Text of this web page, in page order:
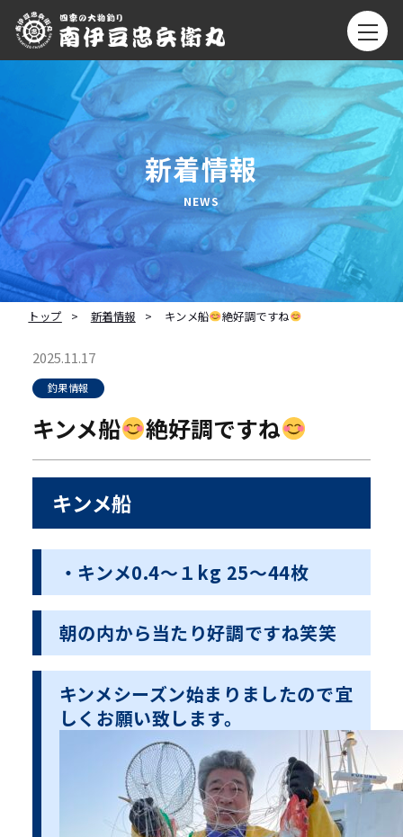
新着情報
トップ 新着情報 キンメ船 絶好調ですね
2025.11.17
釣果情報
キンメ船 絶好調ですね
キンメ船
・キンメ0.4〜１kg 25〜44枚
朝の内から当たり好調ですね笑笑
キンメシーズン始まりましたので宜
しくお願い致します。